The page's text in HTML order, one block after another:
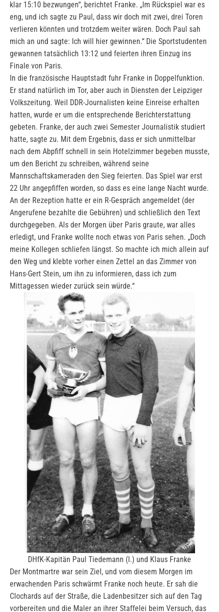
klar 15:10 bezwungen“, berichtet Franke. „Im Rückspiel war es
eng, und ich sagte zu Paul, dass wir doch mit zwei, drei Toren
verlieren könnten und trotzdem weiter wären. Doch Paul sah
mich an und sagte: Ich will hier gewinnen.“ Die Sportstudenten
gewannen tatsächlich 13:12 und feierten ihren Einzug ins
Finale von Paris.
In die französische Hauptstadt fuhr Franke in Doppelfunktion.
Er stand natürlich im Tor, aber auch in Diensten der Leipziger
Volkszeitung. Weil DDR-Journalisten keine Einreise erhalten
hatten, wurde er um die entsprechende Berichterstattung
gebeten. Franke, der auch zwei Semester Journalistik studiert
hatte, sagte zu. Mit dem Ergebnis, dass er sich unmittelbar
nach dem Abpfiff schnell in sein Hotelzimmer begeben musste,
um den Bericht zu schreiben, während seine
Mannschaftskameraden den Sieg feierten. Das Spiel war erst
22 Uhr angepfiffen worden, so dass es eine lange Nacht wurde.
An der Rezeption hatte er ein R-Gespräch angemeldet (der
Angerufene bezahlte die Gebühren) und schließlich den Text
durchgegeben. Als der Morgen über Paris graute, war alles
erledigt, und Franke wollte noch etwas von Paris sehen. „Doch
meine Kollegen schliefen längst. So machte ich mich allein auf
den Weg und klebte vorher einen Zettel an das Zimmer von
Hans-Gert Stein, um ihn zu informieren, dass ich zum
Mittagessen wieder zurück sein würde.“
DHfK-Kapitän Paul Tiedemann (l.) und Klaus Franke
Der Montmartre war sein Ziel, und vom diesem Morgen im
erwachenden Paris schwärmt Franke noch heute. Er sah die
Clochards auf der Straße, die Ladenbesitzer sich auf den Tag
vorbereiten und die Maler an ihrer Staffelei beim Versuch, das